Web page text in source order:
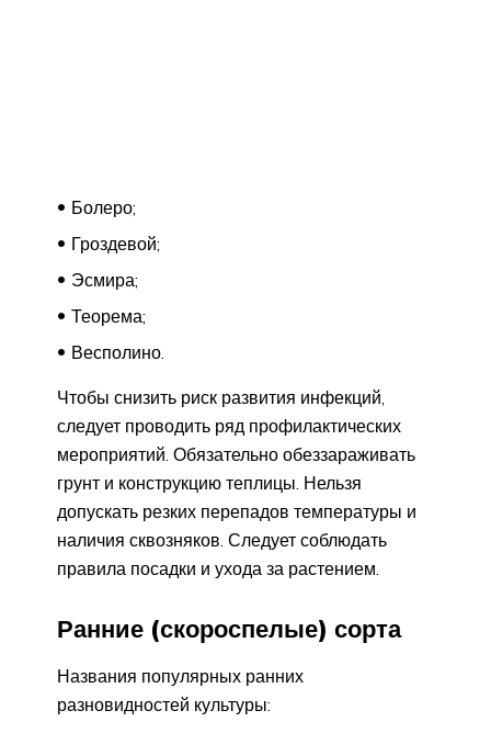
Болеро;
Гроздевой;
Эсмира;
Теорема;
Весполино.
Чтобы снизить риск развития инфекций,
следует проводить ряд профилактических
мероприятий. Обязательно обеззараживать
грунт и конструкцию теплицы. Нельзя
допускать резких перепадов температуры и
наличия сквозняков. Следует соблюдать
правила посадки и ухода за растением.
Ранние (скороспелые) сорта
Названия популярных ранних
разновидностей культуры: